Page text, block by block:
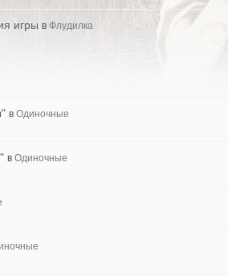
игры в Флудилка
в Одиночные
в Одиночные